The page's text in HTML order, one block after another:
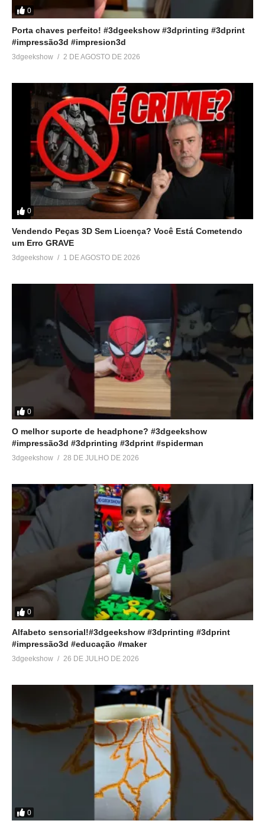
0
Porta chaves perfeito! #3dgeekshow #3dprinting #3dprint
#impressão3d #impresion3d
3dgeekshow 2 DE AGOSTO DE 2026
0
Vendendo Peças 3D Sem Licença? Você Está Cometendo
um Erro GRAVE
3dgeekshow 1 DE AGOSTO DE 2026
0
O melhor suporte de headphone? #3dgeekshow
#impressão3d #3dprinting #3dprint #spiderman
3dgeekshow 28 DE JULHO DE 2026
0
Alfabeto sensorial!#3dgeekshow #3dprinting #3dprint
#impressão3d #educação #maker
3dgeekshow 26 DE JULHO DE 2026
0